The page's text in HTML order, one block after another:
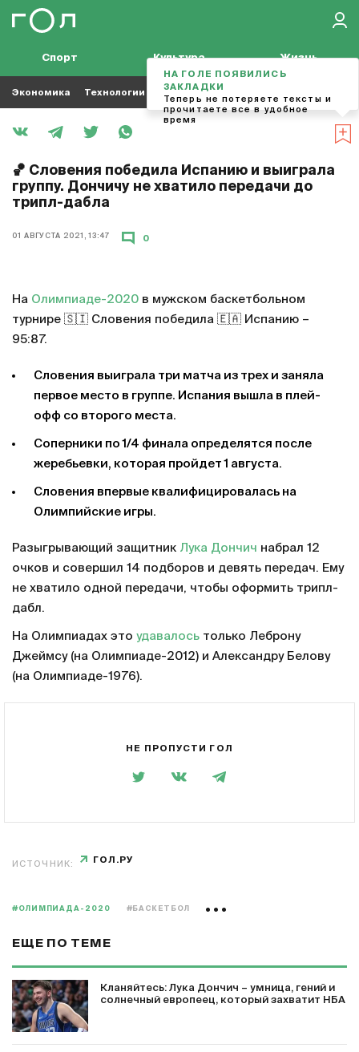
Спорт Культура Жизнь
Экономика Технологии Кино Футбол
🏀 Словения победила Испанию и выиграла
группу. Дончичу не хватило передачи до
трипл-дабла
01 АВГУСТА 2021, 13:47 0
На Олимпиаде-2020 в мужском баскетбольном
турнире 🇸🇮 Словения победила 🇪🇦 Испанию –
95:87.
Словения выиграла три матча из трех и заняла
первое место в группе. Испания вышла в плей-
офф со второго места.
Соперники по 1/4 финала определятся после
жеребьевки, которая пройдет 1 августа.
Словения впервые квалифицировалась на
Олимпийские игры.
Разыгрывающий защитник Лука Дончич набрал 12
очков и совершил 14 подборов и девять передач. Ему
не хватило одной передачи, чтобы оформить трипл-
дабл.
На Олимпиадах это удавалось только Леброну
Джеймсу (на Олимпиаде-2012) и Александру Белову
(на Олимпиаде-1976).
НЕ ПРОПУСТИ ГОЛ
ИСТОЧНИК: ГОЛ.РУ
#ОЛИМПИАДА-2020 #БАСКЕТБОЛ
ЕЩЕ ПО ТЕМЕ
Кланяйтесь: Лука Дончич – умница, гений и
солнечный европеец, который захватит НБА
НА ГОЛЕ ПОЯВИЛИСЬ
ЗАКЛАДКИ
Теперь не потеряете тексты и
прочитаете все в удобное
время